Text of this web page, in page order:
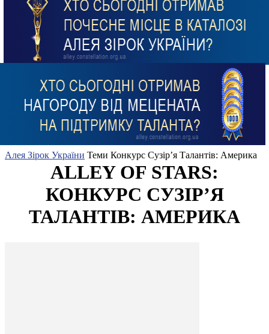
Алея Зірок України Теми Конкурс Сузір’я Талантів: Америка
ALLEY OF STARS:
КОНКУРС СУЗІР’Я
ТАЛАНТІВ: АМЕРИКА